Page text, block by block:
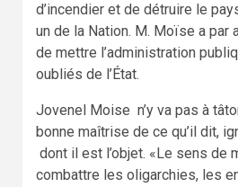
d’incendier et de détruire le
un de la Nation. M. Moïse a
de mettre l’administration
oubliés de l’État.
Jovenel Moise n’y va pas à
bonne maîtrise de ce qu’il dit,
dont il est l’objet. «Le sens de
combattre les oligarchies, les